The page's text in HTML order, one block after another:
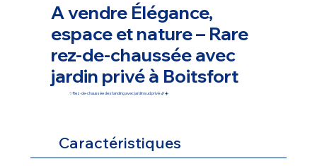
A vendre Élégance,
espace et nature – Rare
rez-de-chaussée avec
jardin privé à Boitsfort
✨Rez-de-chaussée de standing avec jardin sud privé 🌿☀️
Caractéristiques